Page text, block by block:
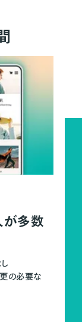
が多数
の必要な